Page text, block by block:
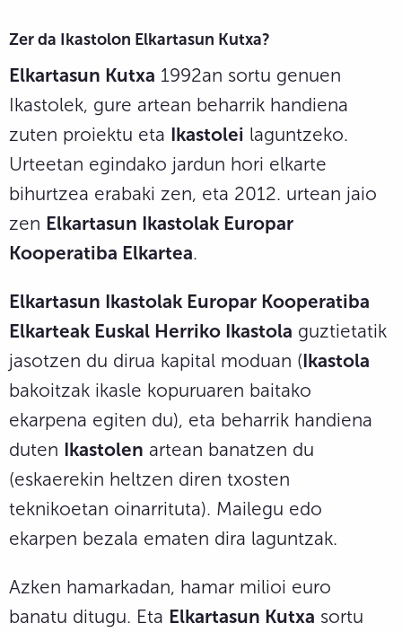
Zer da Ikastolon Elkartasun Kutxa?
Elkartasun Kutxa 1992an sortu genuen
Ikastolek, gure artean beharrik handiena
zuten proiektu eta Ikastolei laguntzeko.
Urteetan egindako jardun hori elkarte
bihurtzea erabaki zen, eta 2012. urtean jaio
zen Elkartasun Ikastolak Europar
Kooperatiba Elkartea.
Elkartasun Ikastolak Europar Kooperatiba
Elkarteak Euskal Herriko Ikastola guztietatik
jasotzen du dirua kapital moduan (Ikastola
bakoitzak ikasle kopuruaren baitako
ekarpena egiten du), eta beharrik handiena
duten Ikastolen artean banatzen du
(eskaerekin heltzen diren txosten
teknikoetan oinarrituta). Mailegu edo
ekarpen bezala ematen dira laguntzak.
Azken hamarkadan, hamar milioi euro
banatu ditugu. Eta Elkartasun Kutxa sortu